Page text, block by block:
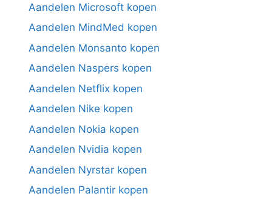
Aandelen Microsoft kopen
Aandelen MindMed kopen
Aandelen Monsanto kopen
Aandelen Naspers kopen
Aandelen Netflix kopen
Aandelen Nike kopen
Aandelen Nokia kopen
Aandelen Nvidia kopen
Aandelen Nyrstar kopen
Aandelen Palantir kopen